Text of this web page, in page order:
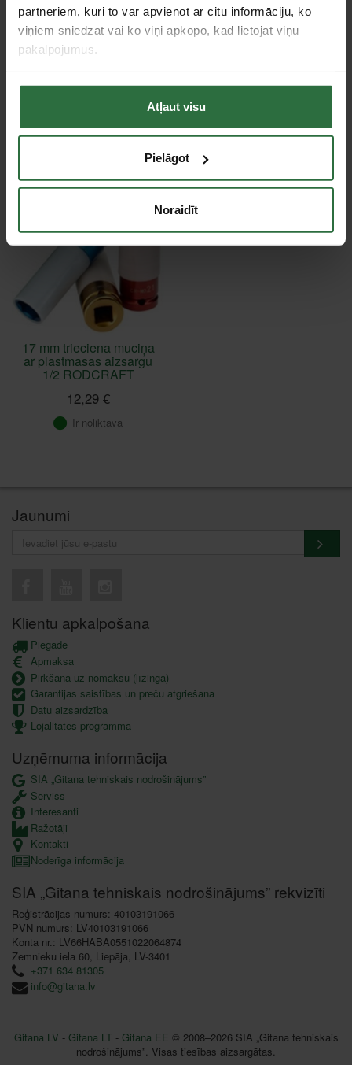
partneriem, kuri to var apvienot ar citu informāciju, ko
viņiem sniedzat vai ko viņi apkopo, kad lietojat viņu
pakalpojumus.
Atļaut visu
Pielāgot
Noraidīt
Pagarināta muciņa
Nē
Tie, kas apskatīja šo preci, tāpat interesējās par...
Failed to load product list.
17 mm trieciena muciņa
ar plastmasas aizsargu
1/2 RODCRAFT
12,29 €
Ir noliktavā
Jaunumi
Klientu apkalpošana
Piegāde
Apmaksa
Pirkšana uz nomaksu (līzingā)
Garantijas saistības un preču atgriešana
Datu aizsardzība
Lojalitātes programma
Uzņēmuma informācija
SIA „Gitana tehniskais nodrošinājums”
Serviss
Interesanti
Ražotāji
Kontakti
Noderīga informācija
SIA „Gitana tehniskais nodrošinājums” rekvizīti
Reģistrācijas numurs: 40103191066
PVN numurs: LV40103191066
Konta nr.: LV66HABA0551022064874
Zemnieku iela 60, Liepāja, LV-3401
+371 634 81305
info@gitana.lv
Gitana LV - Gitana LT- Gitana EE © 2008–2026 SIA „Gitana tehniskais
nodrošinājums”. Visas tiesības aizsargātas.